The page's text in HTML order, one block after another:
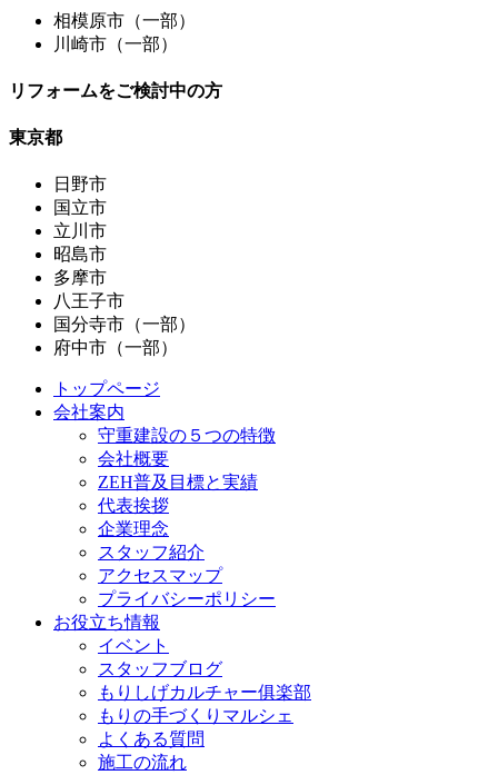
相模原市（一部）
川崎市（一部）
リフォームをご検討中の方
東京都
日野市
国立市
立川市
昭島市
多摩市
八王子市
国分寺市（一部）
府中市（一部）
トップページ
会社案内
守重建設の５つの特徴
会社概要
ZEH普及目標と実績
代表挨拶
企業理念
スタッフ紹介
アクセスマップ
プライバシーポリシー
お役立ち情報
イベント
スタッフブログ
もりしげカルチャー俱楽部
もりの手づくりマルシェ
よくある質問
施工の流れ